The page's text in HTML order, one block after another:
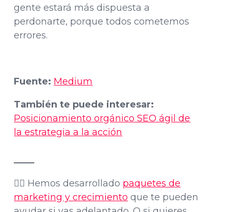
gente estará más dispuesta a
perdonarte, porque todos cometemos
errores.
Fuente: Medium
También te puede interesar:
Posicionamiento orgánico SEO ágil de
la estrategia a la acción
👉🏽 Hemos desarrollado paquetes de
marketing y crecimiento que te pueden